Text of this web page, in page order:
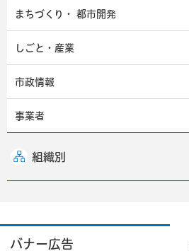
まちづくり・ 都市開発
しごと・産業
市政情報
事業者
組織別
バナー広告